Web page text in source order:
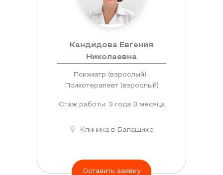
Кандидова Евгения
Николаевна
Психиатр (взрослый) ,
Психотерапевт (взрослый)
Стаж работы: 3 года 3 месяца
Клиника в Балашихе
Оставить заявку